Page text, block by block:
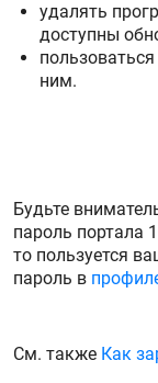
удалять
доступны
ним.
Будьте
пароль портала
то пользуется
пароль в
См. также Как